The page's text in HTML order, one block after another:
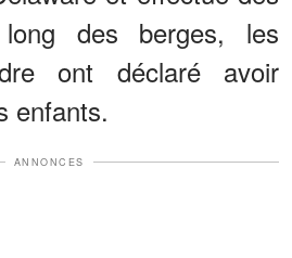
des berges, les
ont déclaré avoir
enfants.
ANNONCES